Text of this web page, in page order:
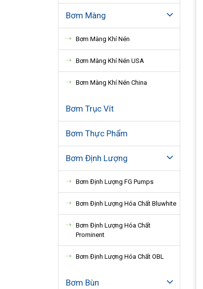
Bơm Màng
Bơm Màng Khí Nén
Bơm Màng Khí Nén USA
Bơm Màng Khí Nén China
Bơm Trục Vít
Bơm Thực Phẩm
Bơm Định Lượng
Bơm Định Lượng FG Pumps
Bơm Định Lượng Hóa Chất Bluwhite
Bơm Định Lượng Hóa Chất
Prominent
Bơm Định Lượng Hóa Chất OBL
Bơm Bùn